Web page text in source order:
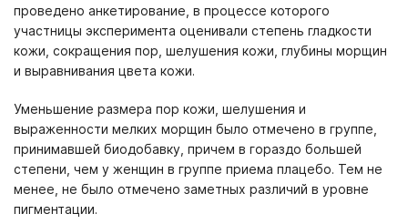
проведено анкетирование, в процессе которого
участницы эксперимента оценивали степень гладкости
кожи, сокращения пор, шелушения кожи, глубины морщин
и выравнивания цвета кожи.
Уменьшение размера пор кожи, шелушения и
выраженности мелких морщин было отмечено в группе,
принимавшей биодобавку, причем в гораздо большей
степени, чем у женщин в группе приема плацебо. Тем не
менее, не было отмечено заметных различий в уровне
пигментации.